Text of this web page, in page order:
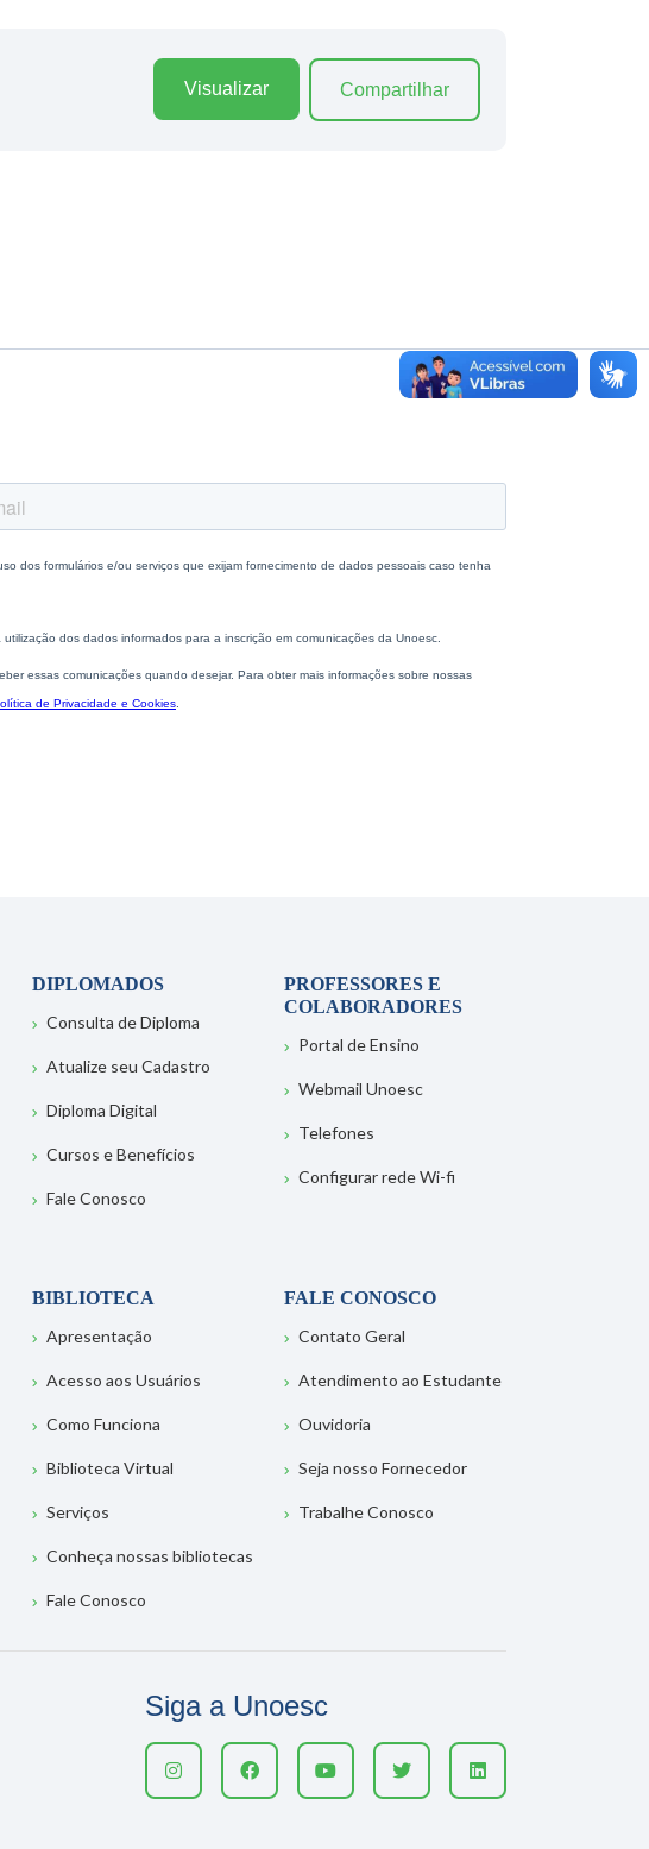
Visualizar Compartilhar
DIPLOMADOS
Consulta de Diploma
Atualize seu Cadastro
Diploma Digital
Cursos e Benefícios
Fale Conosco
PROFESSORES E
COLABORADORES
Portal de Ensino
Webmail Unoesc
Telefones
Configurar rede Wi-fi
BIBLIOTECA
Apresentação
Acesso aos Usuários
Como Funciona
Biblioteca Virtual
Serviços
Conheça nossas bibliotecas
Fale Conosco
FALE CONOSCO
Contato Geral
Atendimento ao Estudante
Ouvidoria
Seja nosso Fornecedor
Trabalhe Conosco
Siga a Unoesc